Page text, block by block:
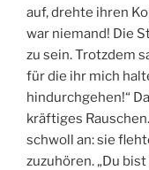
auf, drehte ihren
war niemand! Die
zu sein. Trotzdem
für die ihr mich
hindurchgehen!“
kräftiges
schwoll an: sie
zuzuhören. „Du